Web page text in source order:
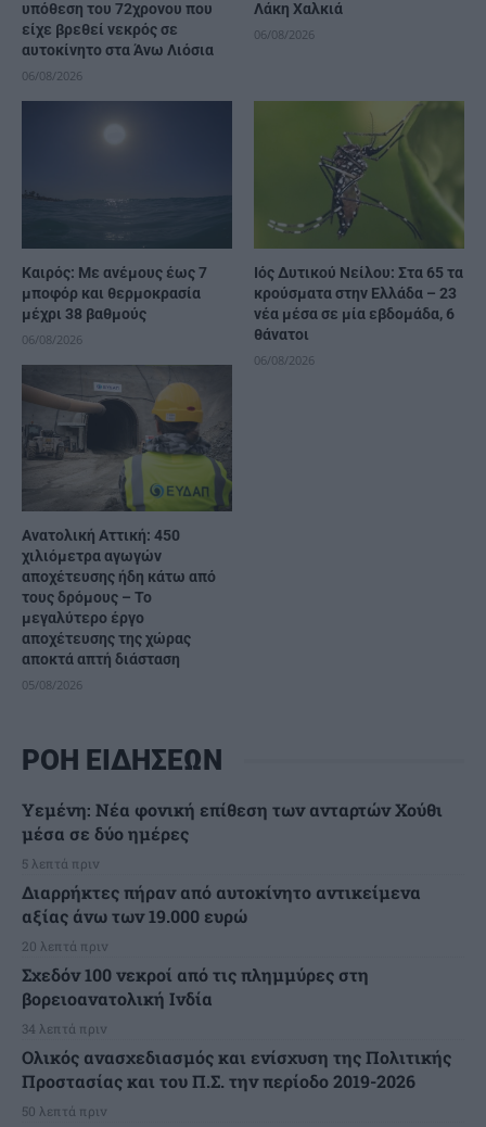
υπόθεση του 72χρονου που
είχε βρεθεί νεκρός σε
αυτοκίνητο στα Άνω Λιόσια
06/08/2026
Λάκη Χαλκιά
06/08/2026
Καιρός: Με ανέμους έως 7
μποφόρ και θερμοκρασία
μέχρι 38 βαθμούς
06/08/2026
Ιός Δυτικού Νείλου: Στα 65 τα
κρούσματα στην Ελλάδα – 23
νέα μέσα σε μία εβδομάδα, 6
θάνατοι
06/08/2026
Ανατολική Αττική: 450
χιλιόμετρα αγωγών
αποχέτευσης ήδη κάτω από
τους δρόμους – Το
μεγαλύτερο έργο
αποχέτευσης της χώρας
αποκτά απτή διάσταση
05/08/2026
ΡΟΗ ΕΙΔΗΣΕΩΝ
Υεμένη: Νέα φονική επίθεση των ανταρτών Χούθι
μέσα σε δύο ημέρες
5 λεπτά πριν
Διαρρήκτες πήραν από αυτοκίνητο αντικείμενα
αξίας άνω των 19.000 ευρώ
20 λεπτά πριν
Σχεδόν 100 νεκροί από τις πλημμύρες στη
βορειοανατολική Ινδία
34 λεπτά πριν
Ολικός ανασχεδιασμός και ενίσχυση της Πολιτικής
Προστασίας και του Π.Σ. την περίοδο 2019-2026
50 λεπτά πριν